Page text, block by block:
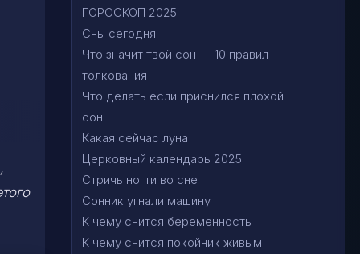
ГОРОСКОП 2025
Сны сегодня
Что значит твой сон — 10 правил
толкования
Что делать если приснился плохой
сон
Какая сейчас луна
Церковный календарь 2025
Стричь ногти во сне
Сонник угнали машину
К чему снится беременность
К чему снится покойник живым